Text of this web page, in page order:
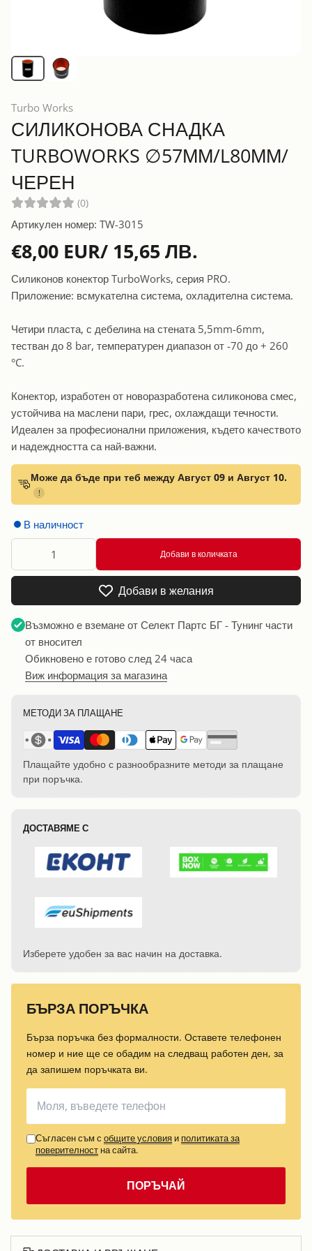
Turbo Works
СИЛИКОНОВА СНАДКА
TURBOWORKS ∅57ММ/L80ММ/
ЧЕРЕН
(0)
Артикулен номер: TW-3015
€8,00 EUR/ 15,65 ЛВ.
Силиконов конектор TurboWorks, серия PRO.
Приложение: всмукателна система, охладителна система.
Четири пласта, с дебелина на стената 5,5mm-6mm,
тестван до 8 bar, температурен диапазон от -70 до + 260
°C.
Конектор, изработен от новоразработена силиконова смес,
устойчива на маслени пари, грес, охлаждащи течности.
Идеален за професионални приложения, където качеството
и надеждността са най-важни.
Може да бъде при теб между Август 09 и Август 10.
!
В наличност
Добави в количката
Добави в желания
Възможно е вземане отСелект Партс БГ - Тунинг части
от вносител
Обикновено е готово след 24 часа
Виж информация за магазина
МЕТОДИ ЗА ПЛАЩАНЕ
Плащайте удобно с разнообразните методи за плащане
при поръчка.
ДОСТАВЯМЕ С
Изберете удобен за вас начин на доставка.
БЪРЗА ПОРЪЧКА
Бърза поръчка без формалности. Оставете телефонен
номер и ние ще се обадим на следващ работен ден, за
да запишем поръчката ви.
Съгласен съм с общите условия и политиката за
поверителност на сайта.
ПОРЪЧАЙ